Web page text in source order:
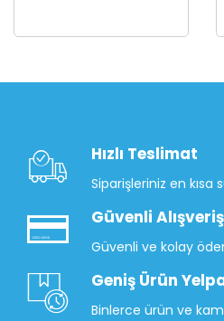
Hızlı Teslimat
Siparişleriniz en kısa
Güvenli Alışveriş
Güvenli ve kolay
Geniş Ürün
Binlerce ürün ve